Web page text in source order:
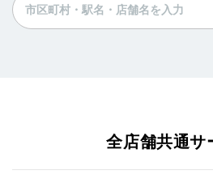
全店舗共通サ